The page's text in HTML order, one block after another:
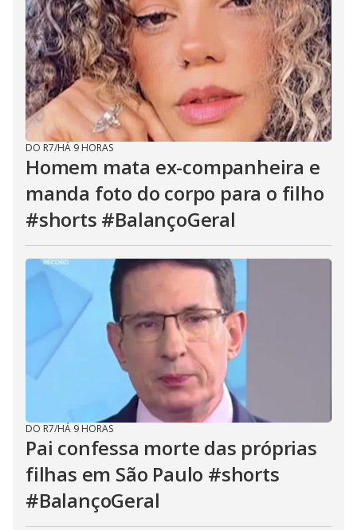
DO R7/HÁ 9 HORAS
Homem mata ex-companheira e
manda foto do corpo para o filho
#shorts #BalançoGeral
DO R7/HÁ 9 HORAS
Pai confessa morte das próprias
filhas em São Paulo #shorts
#BalançoGeral